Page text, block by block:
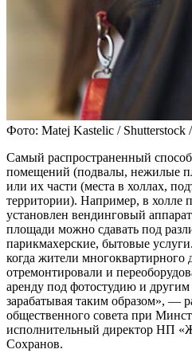
Фото: Matej Kastelic /
Самый распространенный
помещений (подвалы, нежилые
или их части (места в холлах,
территории). Например, в холле
установлен вендинговый
площади можно сдавать под
парикмахерские, бытовые
когда жители
отремонтировали и
аренду под фотостудию и
зарабатывая таким образом», —
общественного совета при
исполнительный директор НП
Сохранов.